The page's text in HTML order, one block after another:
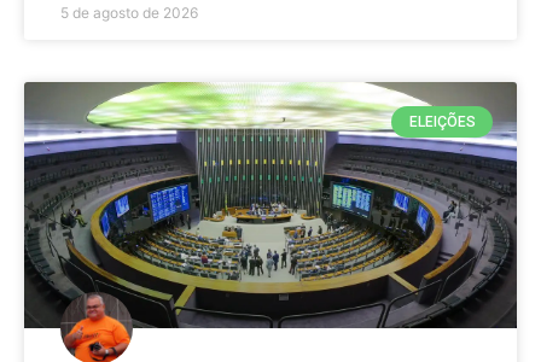
5 de agosto de 2026
ELEIÇÕES